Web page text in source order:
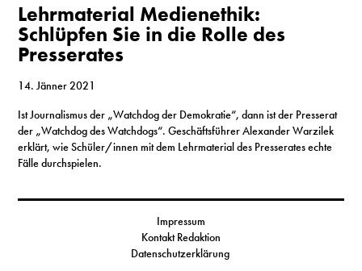
Lehrmaterial Medienethik:
Schlüpfen Sie in die Rolle des
Presserates
14. Jänner 2021
Ist Journalismus der „Watchdog der Demokratie“, dann ist der Presserat
der „Watchdog des Watchdogs“. Geschäftsführer Alexander Warzilek
erklärt, wie Schüler/innen mit dem Lehrmaterial des Presserates echte
Fälle durchspielen.
Impressum
Kontakt Redaktion
Datenschutzerklärung